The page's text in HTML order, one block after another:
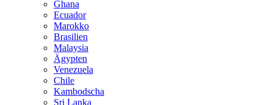
Ghana
Ecuador
Marokko
Brasilien
Malaysia
Ägypten
Venezuela
Chile
Kambodscha
Sri Lanka